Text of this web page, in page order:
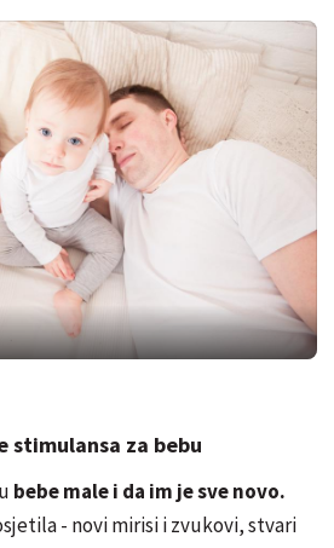
stimulansa za bebu
bebe male i da im je sve novo.
- novi mirisi i zvukovi, stvari